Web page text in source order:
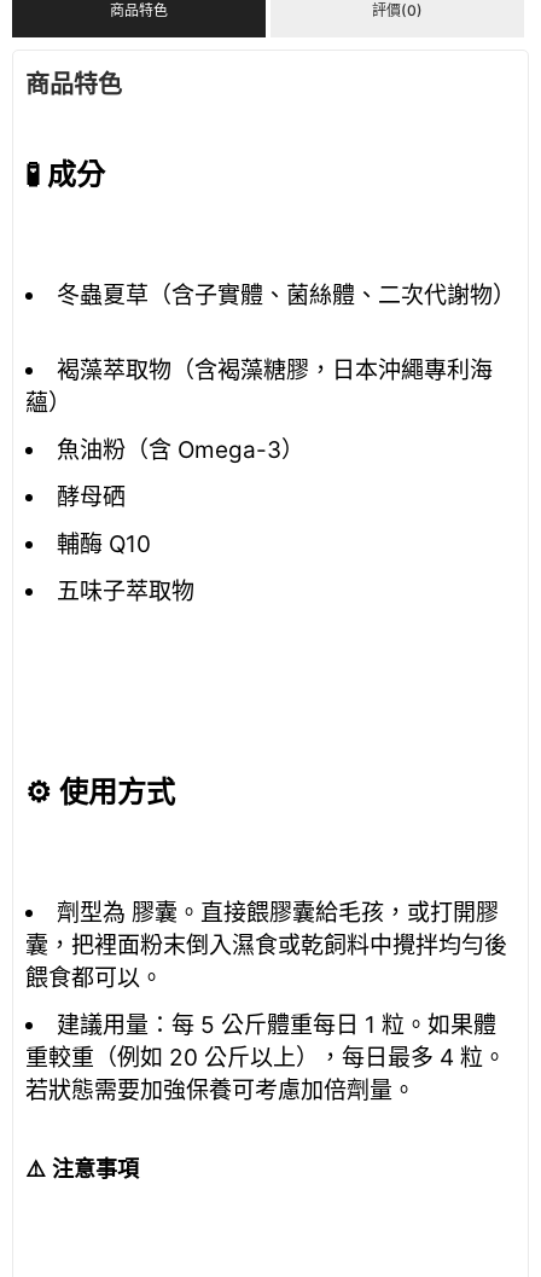
商品特色 評價(0)
商品特色
🧪 成分
冬蟲夏草（含子實體、菌絲體、二次代謝物）
褐藻萃取物（含褐藻糖膠，日本沖繩專利海
蘊）
魚油粉（含 Omega-3）
酵母硒
輔酶 Q10
五味子萃取物
⚙️ 使用方式
劑型為 膠囊。直接餵膠囊給毛孩，或打開膠
囊，把裡面粉末倒入濕食或乾飼料中攪拌均勻後
餵食都可以。
建議用量：每 5 公斤體重每日 1 粒。如果體
重較重（例如 20 公斤以上），每日最多 4 粒。
若狀態需要加強保養可考慮加倍劑量。
⚠️ 注意事項